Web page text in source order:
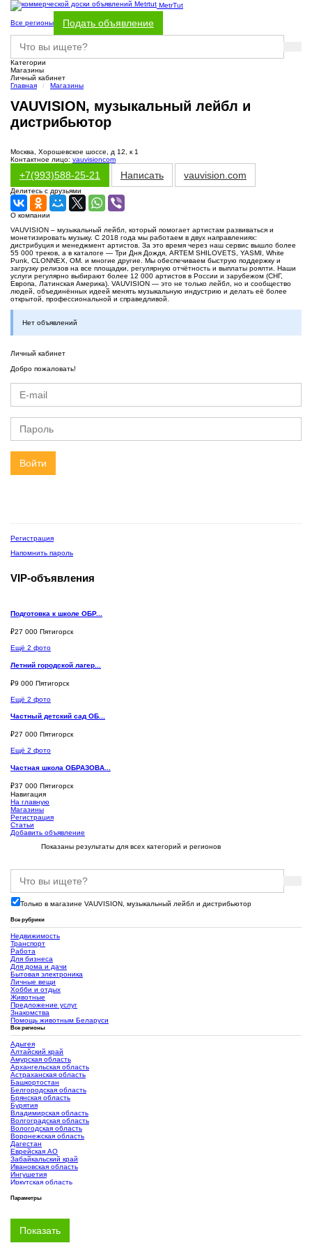
MetrTut
Все регионы Подать объявление
Категории
Магазины
Личный кабинет
Главная
Магазины
VAUVISION, музыкальный лейбл и
дистрибьютор
Москва, Хорошевское шоссе, д 12, к 1
Контактное лицо: vauvisioncom
+7(993)588-25-21 Написать vauvision.com
Делитесь с друзьями
О компании
VAUVISION – музыкальный лейбл, который помогает артистам развиваться и
монетизировать музыку. С 2018 года мы работаем в двух направлениях:
дистрибуция и менеджмент артистов. За это время через наш сервис вышло более
55 000 треков, а в каталоге — Три Дня Дождя, ARTEM SHILOVETS, YASMI, White
Punk, CLONNEX, OM. и многие другие. Мы обеспечиваем быструю поддержку и
загрузку релизов на все площадки, регулярную отчётность и выплаты роялти. Наши
услуги регулярно выбирают более 12 000 артистов в России и зарубежом (СНГ,
Европа, Латинская Америка). VAUVISION — это не только лейбл, но и сообщество
людей, объединённых идеей менять музыкальную индустрию и делать её более
открытой, профессиональной и справедливой.
Нет объявлений
Личный кабинет
Добро пожаловать!
Войти
Регистрация
Напомнить пароль
VIP-объявления
Подготовка к школе ОБР...
₽27 000 Пятигорск
Ещё 2 фото
Летний городской лагер...
₽9 000 Пятигорск
Ещё 2 фото
Частный детский сад ОБ...
₽27 000 Пятигорск
Ещё 2 фото
Частная школа ОБРАЗОВА...
₽37 000 Пятигорск
Навигация
На главную
Магазины
Регистрация
Статьи
Добавить объявление
Показаны результаты для всех категорий и регионов
Только в магазине VAUVISION, музыкальный лейбл и дистрибьютор
Все рубрики
Недвижимость
Транспорт
Работа
Для бизнеса
Для дома и дачи
Бытовая электроника
Личные вещи
Хобби и отдых
Животные
Предложение услуг
Знакомства
Помощь животным Беларуси
Все регионы
Адыгея
Алтайский край
Амурская область
Архангельская область
Астраханская область
Башкортостан
Белгородская область
Брянская область
Бурятия
Владимирская область
Волгоградская область
Вологодская область
Воронежская область
Дагестан
Еврейская АО
Забайкальский край
Ивановская область
Ингушетия
Иркутская область
Калининградская область
Камчатский край
Карачаево-Черкесия
Карелия
Кемеровская область
Параметры